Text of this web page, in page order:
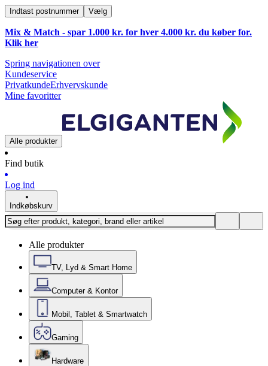
Indtast postnummer Vælg
Mix & Match - spar 1.000 kr. for hver 4.000 kr. du køber for.
Klik her
Spring navigationen over
Kundeservice
PrivatkundeErhvervskunde
Mine favoritter
Alle produkter
Find butik
Log ind
Indkøbskurv
Alle produkter
TV, Lyd & Smart Home
Computer & Kontor
Mobil, Tablet & Smartwatch
Gaming
Hardware